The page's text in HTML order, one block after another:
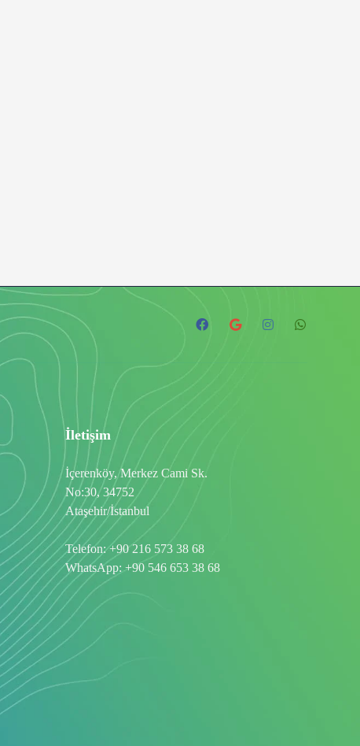
İletişim
İçerenköy, Merkez Cami Sk.
No:30, 34752
Ataşehir/İstanbul
Telefon:+90 216 573 38 68
WhatsApp:+90 546 653 38 68